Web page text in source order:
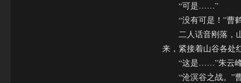
“可是……”
“没有可是！”曹鹤
二人话音刚落，山
来，紧接着山谷各处
“这是……”朱云峰
“沧溟谷之战。”曹